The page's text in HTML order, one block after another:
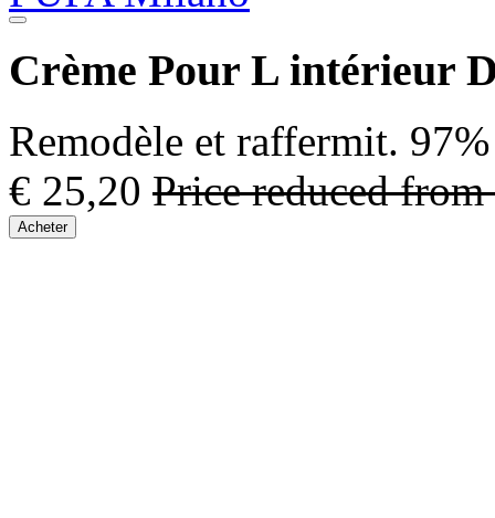
Crème Pour L intérieur
Remodèle et raffermit.
€ 25,20 Price reduced from
Acheter